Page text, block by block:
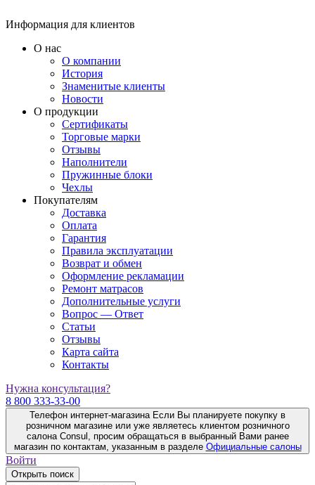
Информация для клиентов
О нас
О компании
История
Знаменитые клиенты
Новости
О продукции
Сертификаты
Торговые марки
Отзывы
Наполнители
Пружинные блоки
Чехлы
Покупателям
Доставка
Оплата
Гарантия
Правила эксплуатации
Возврат и обмен
Оформление рекламации
Ремонт матрасов
Дополнительные услуги
Вопрос — Ответ
Статьи
Отзывы
Карта сайта
Контакты
Нужна консультация?
8 800 333-33-00
Телефон интернет-магазина Если Вы планируете покупку в
розничном магазине или уже являетесь клиентом розничного
салона Consul, просим обращаться в выбранный Вами ранее
магазин по контактам, указанным в разделе Официальные салоны
Войти
Открыть поиск